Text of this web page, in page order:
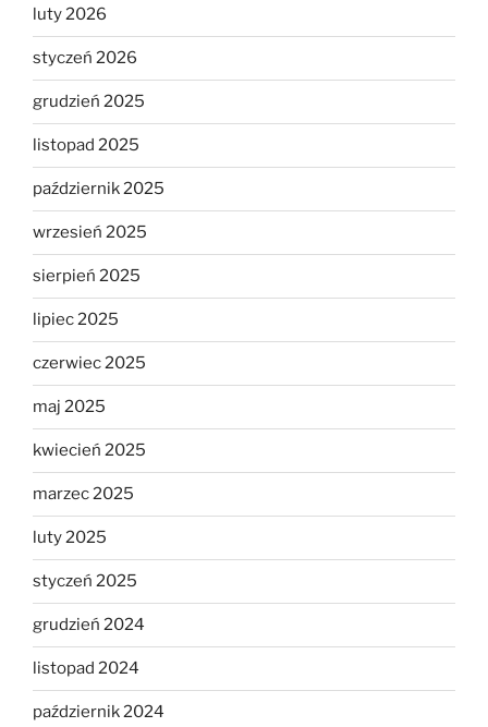
luty 2026
styczeń 2026
grudzień 2025
listopad 2025
październik 2025
wrzesień 2025
sierpień 2025
lipiec 2025
czerwiec 2025
maj 2025
kwiecień 2025
marzec 2025
luty 2025
styczeń 2025
grudzień 2024
listopad 2024
październik 2024